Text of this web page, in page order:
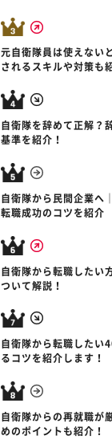
元自衛隊員は使えない
されるスキルや対策も
自衛隊を辞めて正解？
基準を紹介！
自衛隊から民間企業へ
転職成功のコツを紹介
自衛隊から転職したい
ついて解説！
自衛隊から転職したい
るコツを紹介します！
自衛隊からの再就職が
めのポイントも紹介！